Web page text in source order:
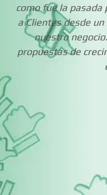
Centros de
Espectáculos
Clínicas de
Rehabilitación
Cocinas Integrales
como fue la pasada
a Clientes desde
nuestro
propuestas de